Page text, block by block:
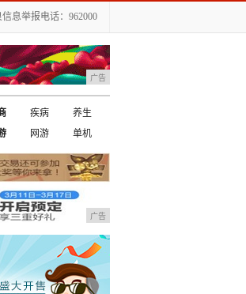
息举报电话：962000
广告
疾病
养生
网游 单机
广告